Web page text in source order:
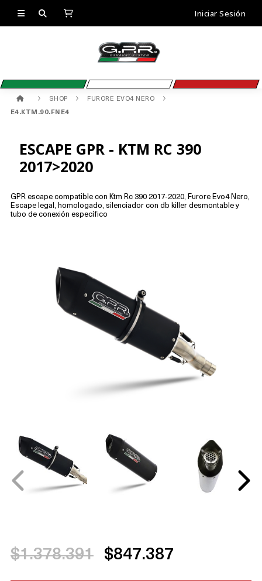
Iniciar Sesión
SHOP FURORE EVO4 NERO
E4.KTM.90.FNE4
ESCAPE GPR - KTM RC 390
2017>2020
GPR escape compatible con Ktm Rc 390 2017-2020, Furore Evo4 Nero,
Escape legal, homologado, silenciador con db killer desmontable y
tubo de conexión específico
$1.378.391 $847.387